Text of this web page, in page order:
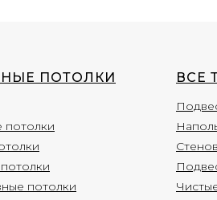
ПОТОЛКИ
потолки
потолки
ВСЕ